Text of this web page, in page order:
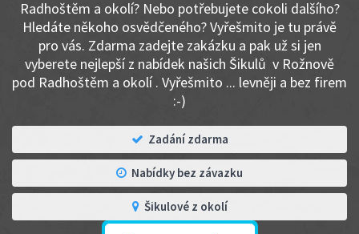
Radhoštěm a okolí? Nebo potřebujete cokoli dalšího?
Hledáte někoho osvědčeného? Vyřešmito je tu právě
pro vás. Zdarma zadejte zakázku a pak už si jen
vyberete nejlepší z nabídek našich Šikulů v Rožnově
pod Radhoštěm a okolí . Vyřešmito ... levněji a bez firem
:-)
Zadání zdarma
Nabídky bez závazku
Šikulové z okolí